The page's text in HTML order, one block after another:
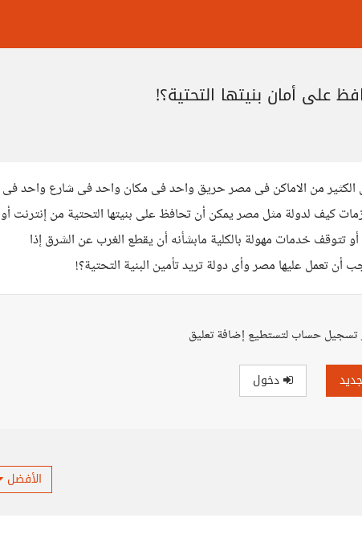
أمان بنيتها التحتية؟!
الكثير من الاماكن فى مصر حريق واحد فى مكان واحد فى شارع واحد فى
والأزمات كيف لدولة مثل مصر يمكن أن تحافظ على بنيتها التحتية من إنترنت أو
خدمات مهولة بالكلية مابشأنه أن يقطع الغرب عن الشرق إذا
تعمل عليها مصر وأى دولة تريد تأمين البنية التحتية؟!
حساب لتستطيع إضافة تعليق
دخول
الأفضل